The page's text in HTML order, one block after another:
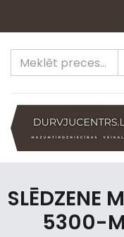
SLĒDZENE
5300-